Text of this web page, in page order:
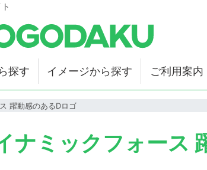
探す イメージから探す ご利用案内
躍動感のあるDロゴ
ナミックフォース